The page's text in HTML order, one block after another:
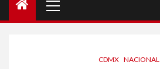
principal
CDMX NACIONAL